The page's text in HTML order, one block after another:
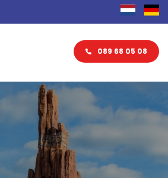
089 68 05 08